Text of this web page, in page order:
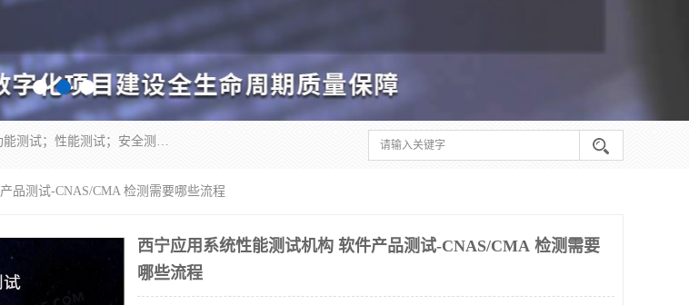
正检信服提供软件产品登记测试；科技项目验收测试；产品确认测试；功能测试；性能测试；安全测试；代码审计测试；漏洞扫描测试；渗透测试；风险评估测试；信息安全等级保护测评；双软认定；实验室建设质量体系建设；软件着作权、软件评测等服务。
品测试-CNAS/CMA 检测需要哪些流程
西宁应用系统性能测试机构 软件产品测试-CNAS/CMA 检测需要
哪些流程